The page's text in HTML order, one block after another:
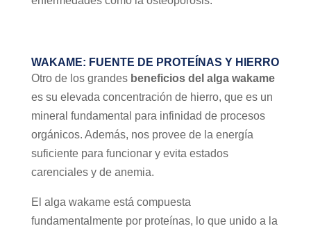
WAKAME: FUENTE DE PROTEÍNAS Y HIERRO
Otro de los grandes beneficios del alga wakame
es su elevada concentración de hierro, que es un
mineral fundamental para infinidad de procesos
orgánicos. Además, nos provee de la energía
suficiente para funcionar y evita estados
carenciales y de anemia.
El alga wakame está compuesta
fundamentalmente por proteínas, lo que unido a la